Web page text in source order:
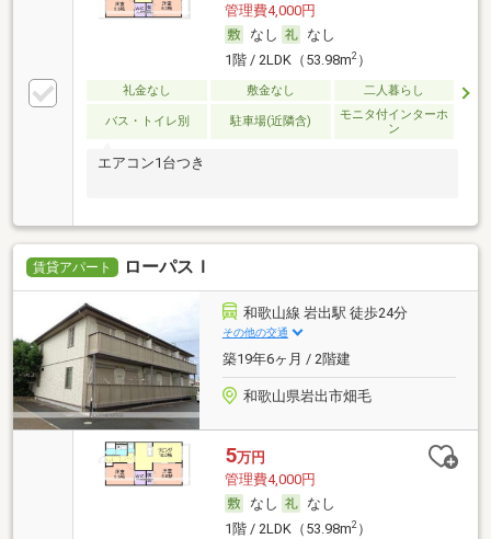
管理費4,000円
なし
なし
1階 / 2LDK（53.98m2）
礼金なし 敷金なし 二人暮らし
バス・トイレ別 駐車場(近隣含)
モニタ付インターホ
ン
エアコン1台つき
賃貸アパート ローパスＩ
和歌山線 岩出駅 徒歩24分
その他の交通
築19年6ヶ月 / 2階建
和歌山県岩出市畑毛
5万円
管理費4,000円
なし
なし
1階 / 2LDK（53.98m2）